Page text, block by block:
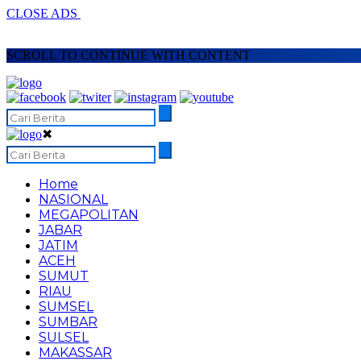
CLOSE ADS
SCROLL TO CONTINUE WITH CONTENT
✖
Home
NASIONAL
MEGAPOLITAN
JABAR
JATIM
ACEH
SUMUT
RIAU
SUMSEL
SUMBAR
SULSEL
MAKASSAR